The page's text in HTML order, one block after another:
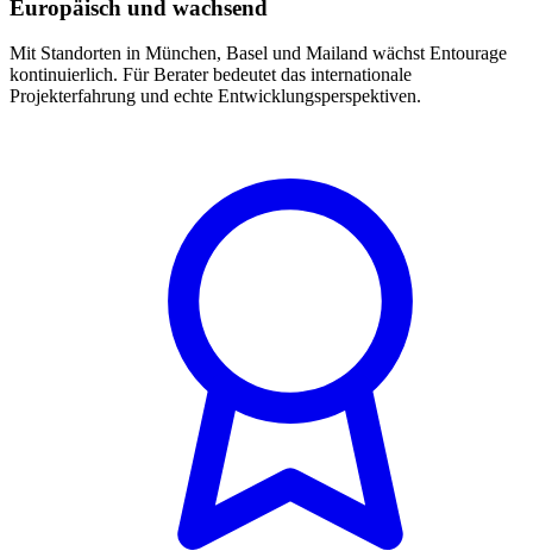
Europäisch und wachsend
Mit Standorten in München, Basel und Mailand wächst Entourage
kontinuierlich. Für Berater bedeutet das internationale
Projekterfahrung und echte Entwicklungsperspektiven.